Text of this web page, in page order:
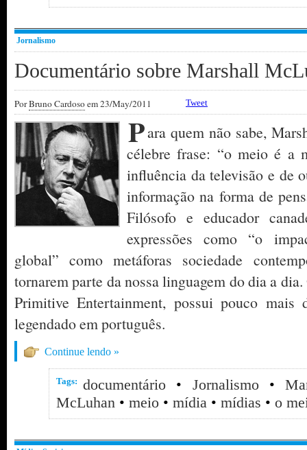
Jornalismo
Documentário sobre Marshall
PorBruno Cardosoem 23/May/2011 Tweet
Para quem não sabe,
célebre frase: “o meio é a
influência da televisão e de
informação na forma de
Filósofo e educador
expressões como “o
global” como metáforas sociedade
tornarem parte da nossa linguagem do dia a
Primitive Entertainment, possui pouco
legendado em português.
Continue lendo »
Tags: documentário • Jornalismo•
McLuhan • meio • mídia • mídias • o